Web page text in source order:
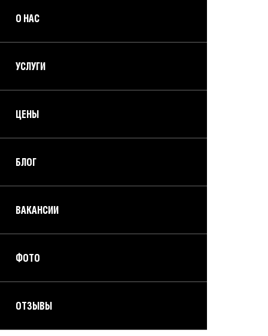
О НАС
УСЛУГИ
ЦЕНЫ
БЛОГ
ВАКАНСИИ
ФОТО
ОТЗЫВЫ